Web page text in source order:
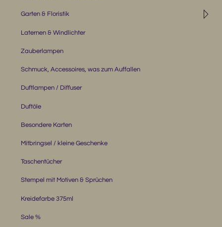
◹
Garten & Floristik
Laternen & Windlichter
Zauberlampen
Schmuck, Accessoires, was zum Auffallen
Duftlampen / Diffuser
Duftöle
Besondere Karten
Mitbringsel / kleine Geschenke
Taschentücher
Stempel mit Motiven & Sprüchen
Kreidefarbe 375ml
Sale %